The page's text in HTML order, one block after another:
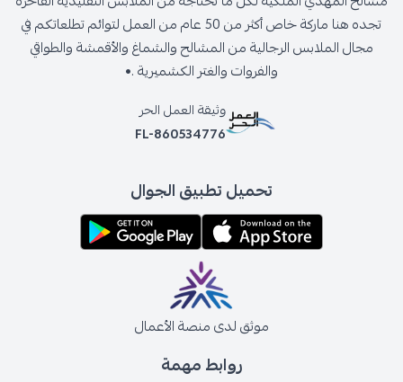
روابط مهمة
تجده هنا ماركة خاص أكثر من 50 عام من العمل لتوائم تطلعاتكم في
مجال الملابس الرجالية من المشالح والشماغ والأقمشة والطواقي
والفروات والغتر الكشميرية .•
وثيقة العمل الحر
FL-860534776
تحميل تطبيق الجوال
موثق لدى منصة الأعمال